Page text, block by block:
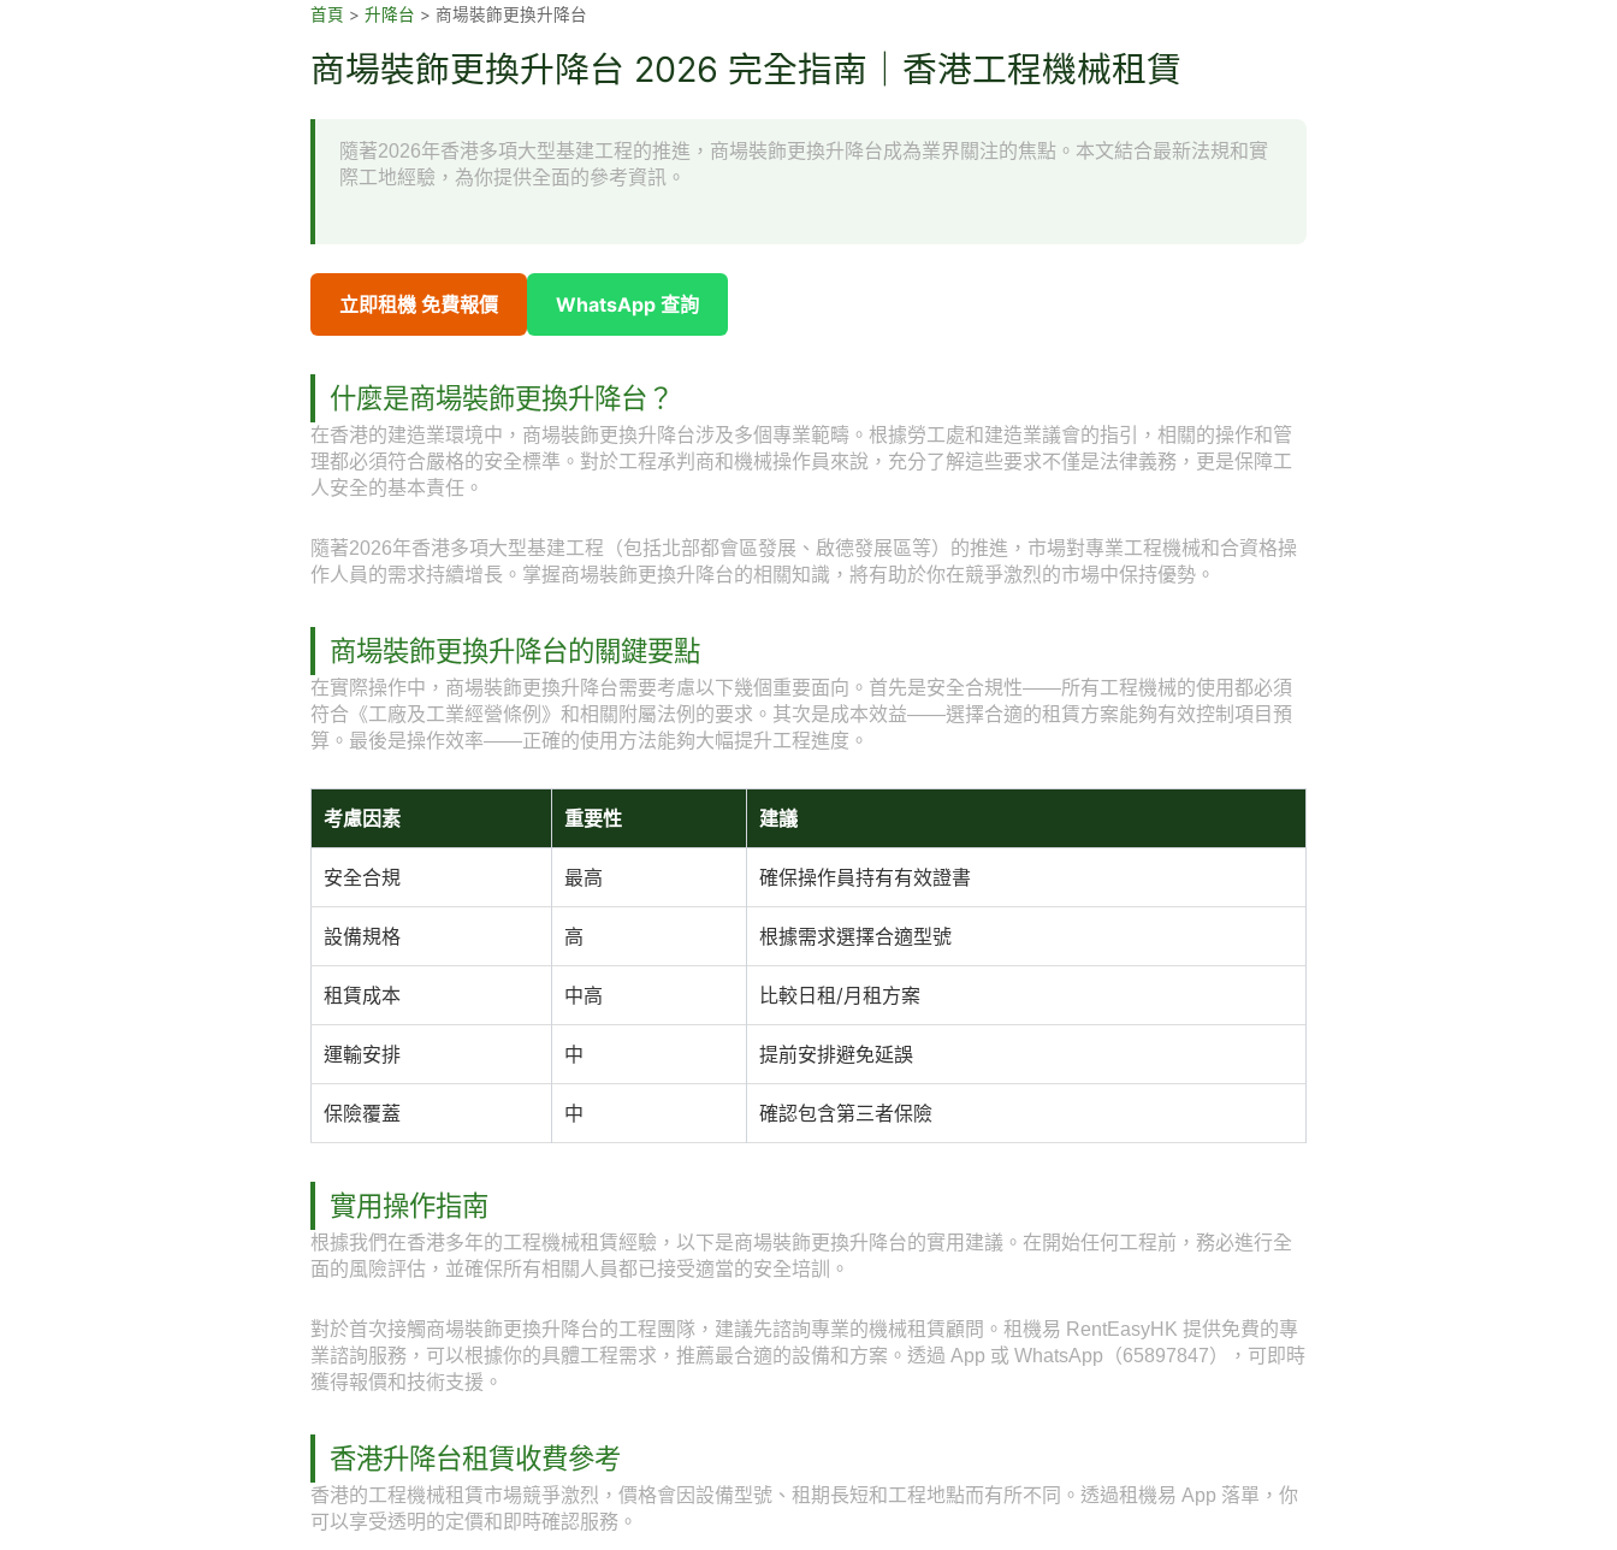
首頁 > 升降台 > 商場裝飾更換升降台
商場裝飾更換升降台 2026 完全指南｜香港工程機械租賃
隨著2026年香港多項大型基建工程的推進，商場裝飾更換升降台成為業界關注的焦點。本文結合最新法規和實
際工地經驗，為你提供全面的參考資訊。
立即租機 免費報價 WhatsApp 查詢
什麼是商場裝飾更換升降台？
在香港的建造業環境中，商場裝飾更換升降台涉及多個專業範疇。根據勞工處和建造業議會的指引，相關的操作和管
理都必須符合嚴格的安全標準。對於工程承判商和機械操作員來說，充分了解這些要求不僅是法律義務，更是保障工
人安全的基本責任。
隨著2026年香港多項大型基建工程（包括北部都會區發展、啟德發展區等）的推進，市場對專業工程機械和合資格操
作人員的需求持續增長。掌握商場裝飾更換升降台的相關知識，將有助於你在競爭激烈的市場中保持優勢。
商場裝飾更換升降台的關鍵要點
在實際操作中，商場裝飾更換升降台需要考慮以下幾個重要面向。首先是安全合規性——所有工程機械的使用都必須
符合《工廠及工業經營條例》和相關附屬法例的要求。其次是成本效益——選擇合適的租賃方案能夠有效控制項目預
算。最後是操作效率——正確的使用方法能夠大幅提升工程進度。
考慮因素 重要性 建議
安全合規 最高 確保操作員持有有效證書
設備規格 高 根據需求選擇合適型號
租賃成本 中高 比較日租/月租方案
運輸安排 中 提前安排避免延誤
保險覆蓋 中 確認包含第三者保險
實用操作指南
根據我們在香港多年的工程機械租賃經驗，以下是商場裝飾更換升降台的實用建議。在開始任何工程前，務必進行全
面的風險評估，並確保所有相關人員都已接受適當的安全培訓。
對於首次接觸商場裝飾更換升降台的工程團隊，建議先諮詢專業的機械租賃顧問。租機易 RentEasyHK 提供免費的專
業諮詢服務，可以根據你的具體工程需求，推薦最合適的設備和方案。透過 App 或 WhatsApp（65897847），可即時
獲得報價和技術支援。
香港升降台租賃收費參考
香港的工程機械租賃市場競爭激烈，價格會因設備型號、租期長短和工程地點而有所不同。透過租機易 App 落單，你
可以享受透明的定價和即時確認服務。